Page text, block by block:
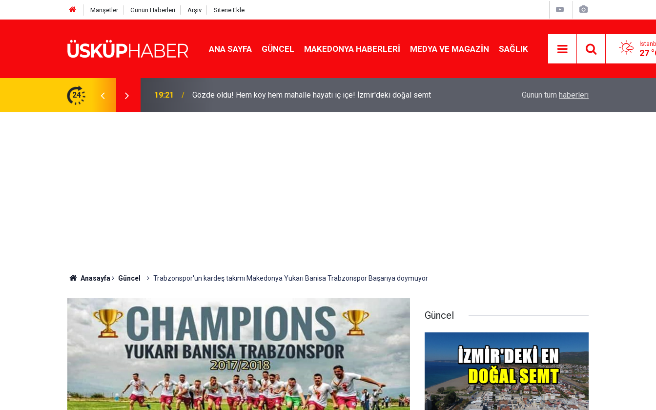
Manşetler Günün Haberleri Arşiv Sitene Ekle
ANA SAYFA GÜNCEL MAKEDONYA HABERLERI MEDYA VE MAGAZIN SAĞLIK 27
24 19:21 Gözde oldu! Hem köy hem mahalle hayatı iç içe! İzmir'deki doğal semt
yapmanın sırrı
Günün tüm haberleri
Anasayfa Güncel Trabzonspor'un kardeş takımı Makedonya Yukarı Banisa Trabzonspor Başarıya doymuyor
Güncel